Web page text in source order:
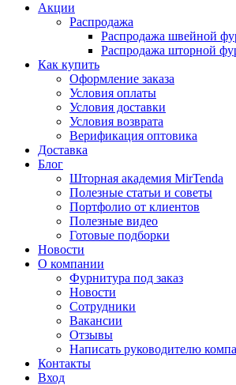
Акции
Распродажа
Распродажа швейной
Распродажа шторной
Как купить
Оформление заказа
Условия оплаты
Условия доставки
Условия возврата
Верификация оптовика
Доставка
Блог
Шторная академия MirTenda
Полезные статьи и советы
Портфолио от клиентов
Полезные видео
Готовые подборки
Новости
О компании
Фурнитура под заказ
Новости
Сотрудники
Вакансии
Отзывы
Написать руководителю
Контакты
Вход